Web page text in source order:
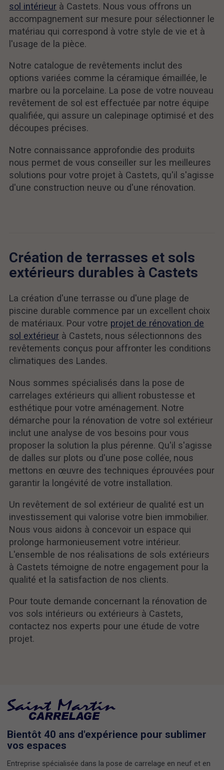
sol intérieur à Castets. Nous vous offrons un
accompagnement sur mesure pour sélectionner le
matériau qui correspond à votre style de vie et à
l'usage de la pièce.
Notre catalogue de revêtements inclut des
options variées comme la céramique émaillée, le
marbre ou la porcelaine. La pose de votre nouveau
revêtement de sol est effectuée par notre équipe
qualifiée, qui assure un calepinage optimisé et des
découpes précises.
Notre connaissance approfondie des produits
nous permet de vous conseiller sur les meilleures
solutions pour votre projet à Castets, qu'il s'agisse
d'une construction neuve ou d'une rénovation.
Création de terrasses et sols
extérieurs durables à Castets
La création d'une terrasse ou d'une plage de
piscine durable commence par un excellent choix
de matériaux. Pour votre projet de rénovation de
sol extérieur à Castets, nous sélectionnons des
revêtements conçus pour affronter les conditions
climatiques des Landes.
Nous sommes spécialisés dans la pose de
carrelages extérieurs qui allient robustesse et
esthétique pour votre aménagement. Notre
démarche pour la rénovation de votre sol extérieur
inclut une analyse de vos besoins pour vous
proposer la solution la plus pérenne. Qu'il s'agisse
de dalles sur plots ou d'une pose collée, nous
mettons en œuvre des techniques éprouvées pour
garantir la longévité de votre installation.
Un revêtement de sol extérieur de qualité est un
investissement qui valorise votre bien immobilier.
Nous vous aidons à concevoir un espace qui
prolonge harmonieusement votre intérieur.
L'ensemble de nos réalisations de sols extérieurs
à Castets témoigne de notre engagement pour la
qualité et la satisfaction de nos clients.
Pour toute demande concernant la rénovation de
vos sols intérieurs ou extérieurs à Castets,
contactez nos experts pour une étude de votre
projet.
Bientôt 40 ans d'expérience pour sublimer
vos espaces
Entreprise spécialisée dans la pose de carrelage en neuf et en